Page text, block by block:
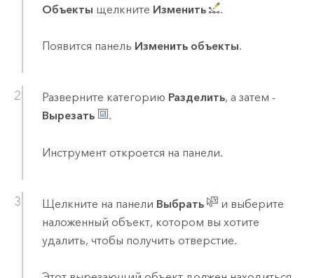
Объекты щелкните Изменить .
Появится панель Изменить объекты.
Разверните категорию Разделить, а затем -
Вырезать
.
Инструмент откроется на панели.
Щелкните на панели Выбрать
и выберите
наложенный объект, котором вы хотите
удалить, чтобы получить отверстие.